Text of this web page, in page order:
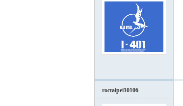
roctaipei10106